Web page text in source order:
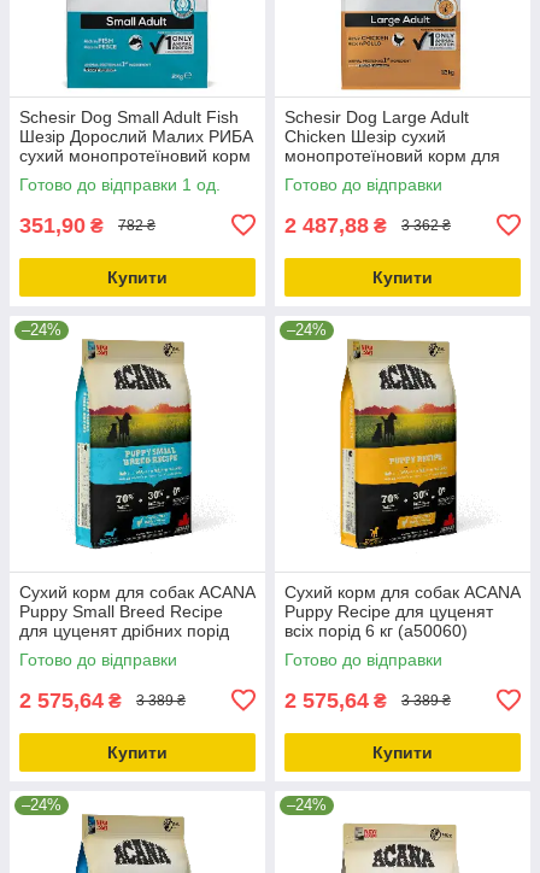
Schesir Dog Small Adult Fish
Шезір Дорослий Малих РИБА
сухий монопротеїновий корм
для собак Малих порід
2кг_ДО 11.10.25
Готово до відправки 1 од.
351,90 ₴ 782 ₴
Купити
Schesir Dog Large Adult
Chicken Шезір сухий
монопротеїновий корм для
собак великих порід 12кг
Готово до відправки
2 487,88 ₴ 3 362 ₴
Купити
–24%
Сухий корм для собак ACANA
Puppy Small Breed Recipe
для цуценят дрібних порід
6.0 кг (a50260)
Готово до відправки
2 575,64 ₴ 3 389 ₴
Купити
–24%
Сухий корм для собак ACANA
Puppy Recipe для цуценят
всіх порід 6 кг (a50060)
Готово до відправки
2 575,64 ₴ 3 389 ₴
Купити
–24% –24%